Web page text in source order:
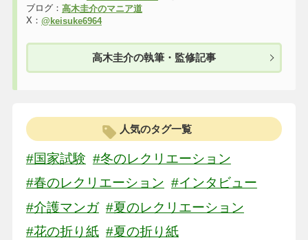
ブログ： 高木圭介のマニア道
X： @keisuke6964
高木圭介の執筆・監修記事
人気のタグ一覧
#国家試験 #冬のレクリエーション
#春のレクリエーション #インタビュー
#介護マンガ #夏のレクリエーション
#花の折り紙 #夏の折り紙